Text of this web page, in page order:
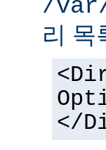
/
리 목
</